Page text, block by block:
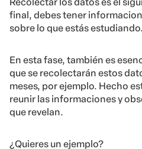
final, debes tener
sobre lo que estás estudiando.
En esta fase, también es
que se recolectarán estos
meses, por ejemplo. Hecho
reunir las informaciones y
que revelan.
¿Quieres un ejemplo?